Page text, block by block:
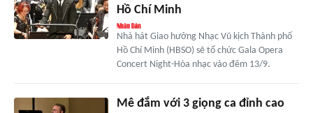
Hồ Chí Minh
Nhà hát Giao hưởng Nhạc Vũ kịch Thành phố
Hồ Chí Minh (HBSO) sẽ tổ chức Gala Opera
Concert Night-Hòa nhạc vào đêm 13/9.
Mê đắm với 3 giọng ca đỉnh cao